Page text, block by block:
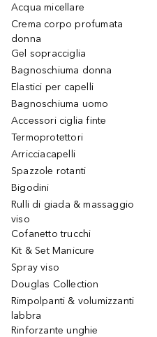
Acqua micellare
Crema corpo profumata
donna
Gel sopracciglia
Bagnoschiuma donna
Elastici per capelli
Bagnoschiuma uomo
Accessori ciglia finte
Termoprotettori
Arricciacapelli
Spazzole rotanti
Bigodini
Rulli di giada & massaggio
viso
Cofanetto trucchi
Kit & Set Manicure
Spray viso
Douglas Collection
Rimpolpanti & volumizzanti
labbra
Rinforzante unghie